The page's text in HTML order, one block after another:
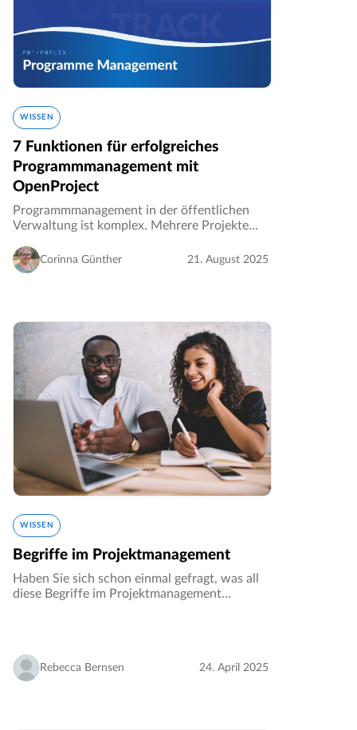
WISSEN
7 Funktionen für erfolgreiches
Programmmanagement mit
OpenProject
Programmmanagement in der öffentlichen
Verwaltung ist komplex. Mehrere Projekte
und der erzielte Nutzen transparent
nachgewiesen werden. Mit PM², der
Corinna Günther 21. August 2025
WISSEN
Begriffe im Projektmanagement
Haben Sie sich schon einmal gefragt, was all
diese Begriffe im Projektmanagement
Zusammenarbeit…
Rebecca Bernsen 24. April 2025